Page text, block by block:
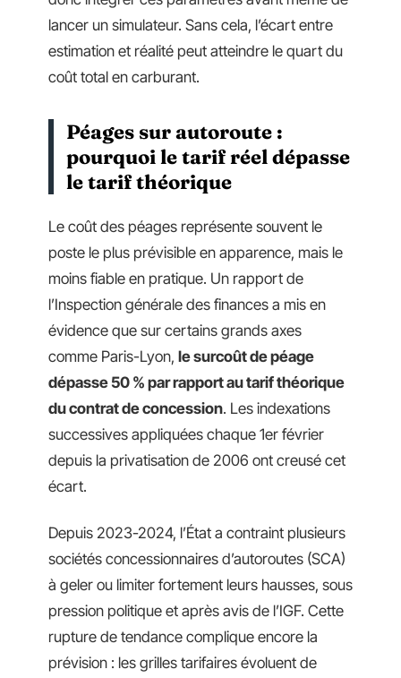
lancer un simulateur. Sans cela, l’écart entre
estimation et réalité peut atteindre le quart du
coût total en carburant.
Péages sur autoroute :
pourquoi le tarif réel dépasse
le tarif théorique
Le coût des péages représente souvent le
poste le plus prévisible en apparence, mais le
moins fiable en pratique. Un rapport de
l’Inspection générale des finances a mis en
évidence que sur certains grands axes
comme Paris-Lyon, le surcoût de péage
dépasse 50 % par rapport au tarif théorique
du contrat de concession. Les indexations
successives appliquées chaque 1er février
depuis la privatisation de 2006 ont creusé cet
écart.
Depuis 2023-2024, l’État a contraint plusieurs
sociétés concessionnaires d’autoroutes (SCA)
à geler ou limiter fortement leurs hausses, sous
pression politique et après avis de l’IGF. Cette
rupture de tendance complique encore la
prévision : les grilles tarifaires évoluent de